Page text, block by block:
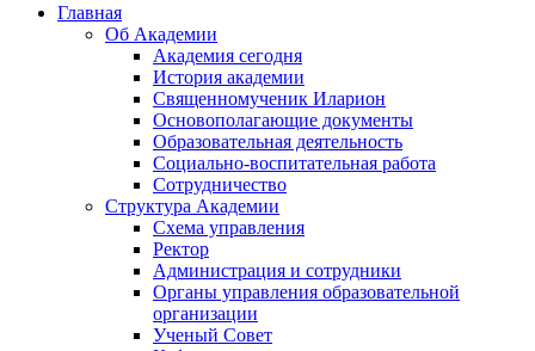
Главная
Об Академии
Академия сегодня
История академии
Священномученик Иларион
Основополагающие документы
Образовательная деятельность
Социально-воспитательная работа
Сотрудничество
Структура Академии
Схема управления
Ректор
Администрация и сотрудники
Органы управления образовательной
организации
Ученый Совет